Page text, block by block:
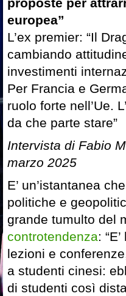
europea”
L’ex premier: “Il
cambiando
investimenti
Per Francia e
ruolo forte nell’Ue.
da che parte stare”
Intervista di Fabio
marzo 2025
E’ un’istantanea
politiche e
grande tumulto del
controtendenza:
lezioni e
a studenti cinesi:
di studenti così